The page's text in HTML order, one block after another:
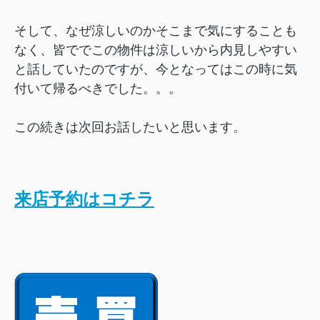
そして、なぜ涼しいのかそこまで気にすることも
なく、皆ででこの物件は涼しいから内見しやすい
と話していたのですが、今となってはこの時に気
付いて帰るべきでした。。。
この続きは次回お話したいと思います。
来店予約はコチラ